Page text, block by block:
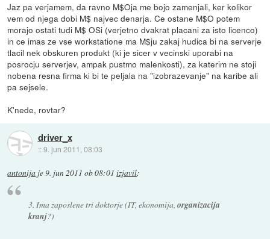
Jaz pa verjamem, da ravno M$Oja me bojo zamenjali, ker kolikor
vem od njega dobi M$ najvec denarja. Ce ostane M$O potem
morajo ostati tudi M$ OSi (verjetno dvakrat placani za isto licenco)
in ce imas ze vse workstatione ma M$ju zakaj hudica bi na serverje
tlacil nek obskuren produkt (ki je sicer v vecinski uporabi na
posrocju serverjev, ampak pustmo malenkosti), za katerim ne stoji
nobena resna firma ki bi te peljala na "izobrazevanje" na karibe ali
pa sejsele.
K'nede, rovtar?
driver_x
::9. jun 2011, 08:03
antonija je9. jun 2011 ob 08:01 izjavil:
3. Ima zaposlene tri doktorje (IT, ekonomija, organizacija
kranj?)